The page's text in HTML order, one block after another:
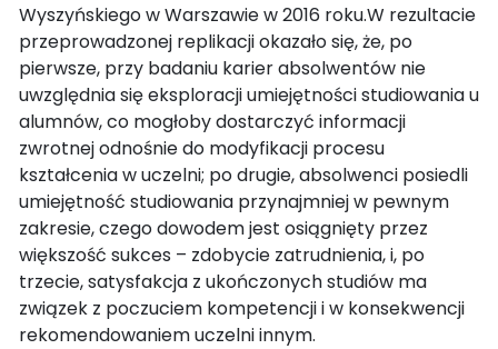
Wyszyńskiego w Warszawie w 2016 roku.W rezultacie
przeprowadzonej replikacji okazało się, że, po
pierwsze, przy badaniu karier absolwentów nie
uwzględnia się eksploracji umiejętności studiowania u
alumnów, co mogłoby dostarczyć informacji
zwrotnej odnośnie do modyfikacji procesu
kształcenia w uczelni; po drugie, absolwenci posiedli
umiejętność studiowania przynajmniej w pewnym
zakresie, czego dowodem jest osiągnięty przez
większość sukces – zdobycie zatrudnienia, i, po
trzecie, satysfakcja z ukończonych studiów ma
związek z poczuciem kompetencji i w konsekwencji
rekomendowaniem uczelni innym.